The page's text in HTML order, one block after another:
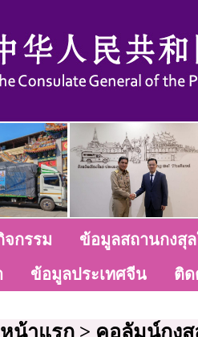
จกรรม
ข้อมูลสถานกงสุ
ข้อมูลประเทศจีน ติด
หน้าแรก > คอลัมน์กง